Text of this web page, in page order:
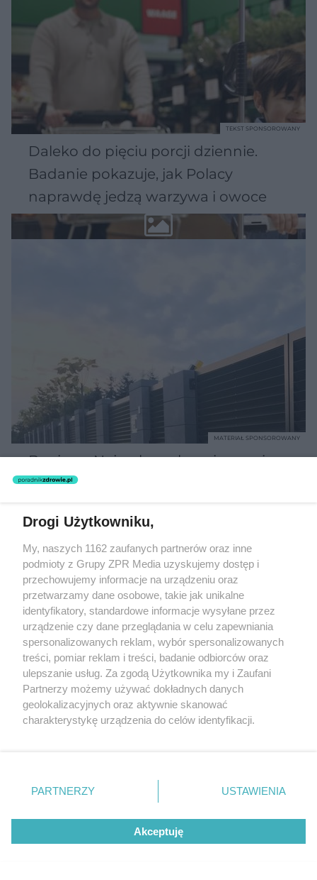
Daleko do pięciu porcji dziennie.
Badanie pokazuje, jak Polacy
naprawdę jedzą warzywa i owoce
TEKST SPONSOROWANY
Beninca. Najszybsza, bezpieczna i
nowoczesna automatyka do bram
MATERIAŁ SPONSOROWANY
WSPÓŁPRACUJĄ Z NAMI:
Żaden utwór zamieszczony w serwisie nie może być powielany i
lub wykorzystanie utworów w całości lub w części z naruszeniem
prawa, tzn. bez właściwej zgody, jest zabronione pod groźbą kary i
Drogi Użytkowniku,
My, naszych 1162 zaufanych partnerów oraz inne
podmioty z Grupy ZPR Media uzyskujemy dostęp i
przechowujemy informacje na urządzeniu oraz
przetwarzamy dane osobowe, takie jak unikalne
identyfikatory, standardowe informacje wysyłane przez
urządzenie czy dane przeglądania w celu zapewniania
spersonalizowanych reklam, wybór spersonalizowanych
treści, pomiar reklam i treści, badanie odbiorców oraz
ulepszanie usług. Za zgodą Użytkownika my i Zaufani
Partnerzy możemy używać dokładnych danych
geolokalizacyjnych oraz aktywnie skanować
charakterystykę urządzenia do celów identyfikacji.
zmienić/wycofać klikając przycisk ustawień prywatności
znajdujący się w lewym dolnym rogu strony
rodzaje przetwarzania danych nie wymagają zgody
użytkownika, ale masz prawo sprzeciwić się takiemu
przetwarzaniu. Preferencje będą miały zastosowanie tylko
PARTNERZY USTAWIENIA
Akceptuję